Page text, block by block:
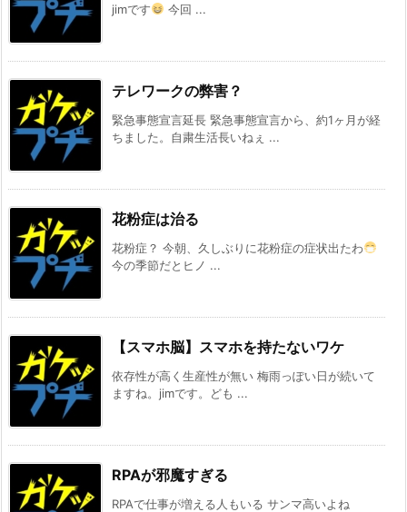
jimです
今回 ...
テレワークの弊害？
緊急事態宣言延長 緊急事態宣言から、約1ヶ月が経
ちました。自粛生活長いねぇ ...
花粉症は治る
花粉症？ 今朝、久しぶりに花粉症の症状出たわ
今の季節だとヒノ ...
【スマホ脳】スマホを持たないワケ
依存性が高く生産性が無い 梅雨っぽい日が続いて
ますね。jimです。ども ...
RPAが邪魔すぎる
RPAで仕事が増える人もいる サンマ高いよね